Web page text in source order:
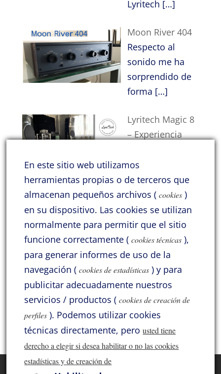
Lyritech […]
Moon River 404
Respecto al
sonido me ha
sorprendido de
forma […]
Lyritech Magic 8
– Experiencia
casa
Tengo la satisfacción de contar con a
amistad de […]
Categorías
Acoustic Signature Acrolink Atlas Audio Solutions
Benz Micro Cayin General Hana HiDiamond
KLH Lyritech Cables
Lyritech Loudspeakers Moonriver Pass Labs ProAc
SME Solid Tech Sorane Thivan Varios
En este sitio web utilizamos
herramientas propias o de terceros que
almacenan pequeños archivos (cookies )
en su dispositivo. Las cookies se utilizan
normalmente para permitir que el sitio
funcione correctamente (cookies técnicas ),
para generar informes de uso de la
navegación (cookies de estadísticas ) y para
publicitar adecuadamente nuestros
servicios / productos (cookies de creación de
perfiles ). Podemos utilizar cookies
técnicas directamente, perousted tiene
derecho a elegir si desea habilitar o no las cookies
estadísticas y de creación de